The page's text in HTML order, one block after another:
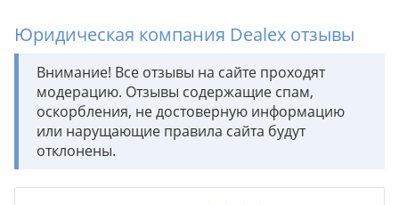
Юридическая компания Dealex отзывы
Внимание! Все отзывы на сайте проходят
модерацию. Отзывы содержащие спам,
оскорбления, не достоверную информацию
или нарущающие правила сайта будут
отклонены.